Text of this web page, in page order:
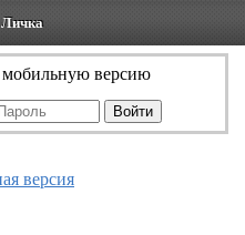
Личка
версию
версия